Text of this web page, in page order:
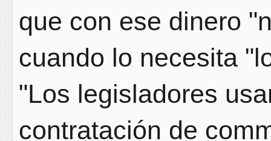
que con ese dinero
cuando lo necesita
"Los legisladores
contratación de